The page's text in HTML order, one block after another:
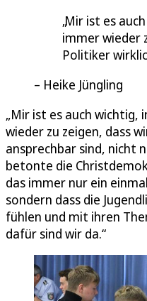
Mir ist es
immer wieder
Politiker
Heike Jüngling
„Mir ist es auch
wieder zu zeigen, dass
ansprechbar sind, nicht
betonte die
das immer nur ein
sondern dass die
fühlen und mit ihren
dafür sind wir da.“